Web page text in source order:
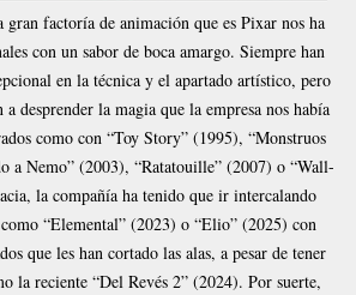
factoría de animación que es Pixar nos ha
con un sabor de boca amargo. Siempre han
en la técnica y el apartado artístico, pero
desprender la magia que la empresa nos había
como con “Toy Story” (1995), “Monstruos
a Nemo” (2003), “Ratatouille” (2007) o “Wall-
la compañía ha tenido que ir intercalando
“Elemental” (2023) o “Elio” (2025) con
que les han cortado las alas, a pesar de tener
la reciente “Del Revés 2” (2024). Por suerte,